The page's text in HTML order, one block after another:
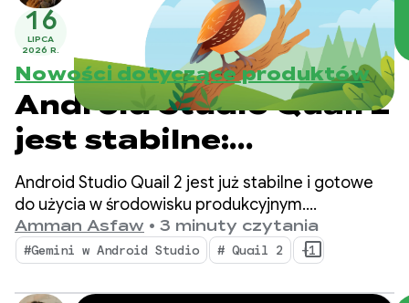
16
LIPCA
2026 R.
Nowości dotyczące produktów
Android Studio Quail 2
jest stabilne:
wielozadaniowość
dzięki agentowi AI w
Android Studio
Android Studio Quail 2 jest już stabilne i gotowe
do użycia w środowisku produkcyjnym.
Wprowadza ono do IDE równoczesne przepływy
pracy agenta, natywnie zintegrowane
profilowanie wycieków pamięci i usuwanie awarii z
uwzględnieniem kontekstu.
Amman Asfaw • 3 minuty czytania
#Gemini w Android Studio # Quail 2 +1